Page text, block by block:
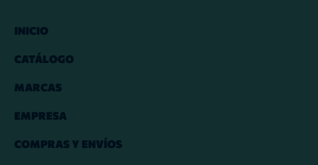
INICIO
CATÁLOGO
MARCAS
EMPRESA
COMPRAS Y ENVÍOS